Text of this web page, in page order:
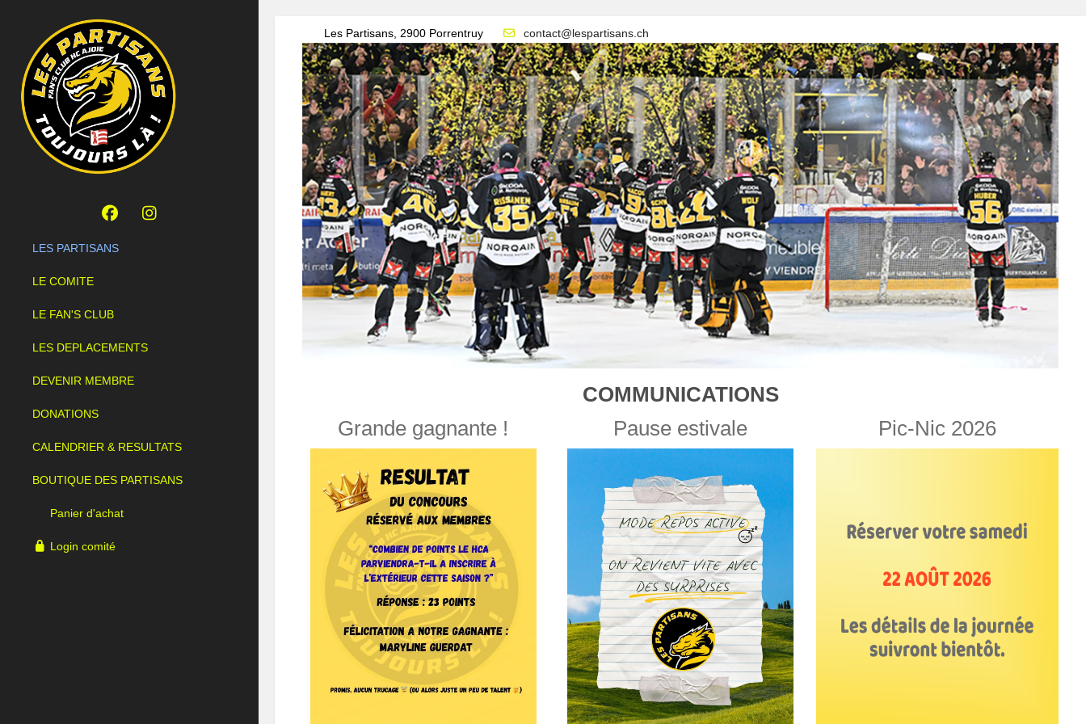
LES PARTISANS
LE COMITE
LE FAN'S CLUB
LES DEPLACEMENTS
DEVENIR MEMBRE
DONATIONS
CALENDRIER & RESULTATS
BOUTIQUE DES PARTISANS
Panier d'achat
Login comité
Les Partisans, 2900 Porrentruy contact@lespartisans.ch
COMMUNICATIONS
Grande gagnante !
Pause estivale Pic-Nic 2026